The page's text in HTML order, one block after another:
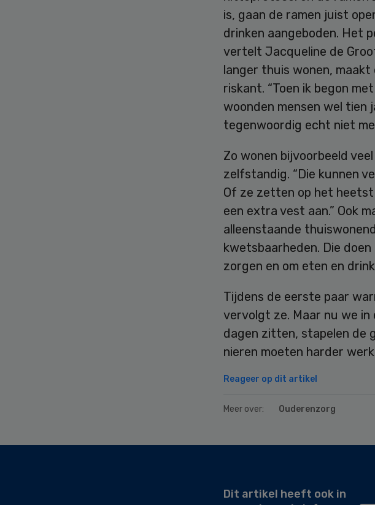
is, gaan de ramen juist
drinken aangeboden. Het
vertelt Jacqueline de
langer thuis wonen,
riskant. “Toen ik begon
woonden mensen wel tien
tegenwoordig echt niet
Zo wonen bijvoorbeeld
zelfstandig. “Die kunnen
Of ze zetten op het heetst
een extra vest aan.” Ook
alleenstaande
kwetsbaarheden. Die
zorgen en om eten en
Tijdens de eerste paar
vervolgt ze. Maar nu we
dagen zitten, stapelen de
nieren moeten harder
Reageer op dit artikel
Meer over: Ouderenzorg
Dit artikel heeft ook in